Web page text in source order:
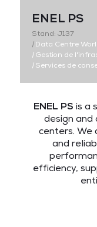
ENEL PS
Stand: J137
|Data Centre
|Gestion de
|Services de
ENEL PS is a
design and
centers. We
and
efficiency,